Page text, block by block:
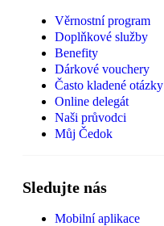
Věrnostní program
Doplňkové služby
Benefity
Dárkové vouchery
Často kladené otázky
Online delegát
Naši průvodci
Můj Čedok
Sledujte nás
Mobilní aplikace